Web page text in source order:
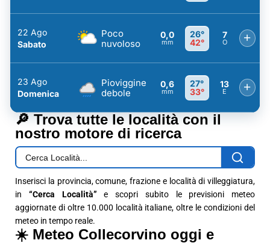
22 Ago
Sabato
Poco
nuvoloso
0,0
mm
26°
42°
7
O +
23 Ago
Domenica
Pioviggine
debole
0,6
mm
27°
33°
13
E +
🔎 Trova tutte le località con il
nostro motore di ricerca
Inserisci la provincia, comune, frazione e località di villeggiatura,
in “Cerca Località” e scopri subito le previsioni meteo
aggiornate di oltre 10.000 località italiane, oltre le condizioni del
meteo in tempo reale.
☀️ Meteo Collecorvino oggi e